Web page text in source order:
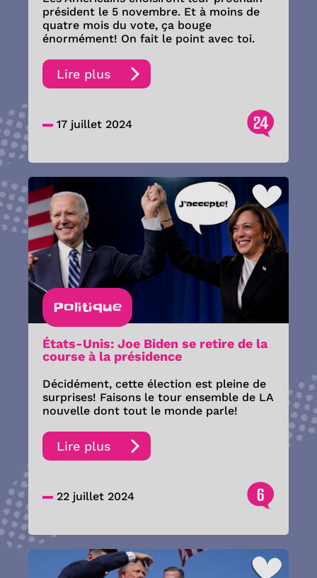
président le 5 novembre. Et à moins de
quatre mois du vote, ça bouge
énormément! On fait le point avec toi.
Lire plus
17 juillet 2024 24
Politique
États-Unis: Joe Biden se retire de la
course à la présidence
Décidément, cette élection est pleine de
surprises! Faisons le tour ensemble de LA
nouvelle dont tout le monde parle!
Lire plus
22 juillet 2024 6